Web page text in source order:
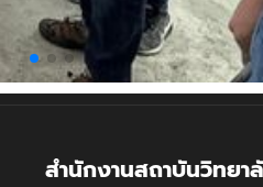
สำนักงานสถาบันวิทยา